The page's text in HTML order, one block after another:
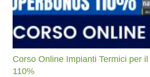
Corso Online Impianti Termici per
110%